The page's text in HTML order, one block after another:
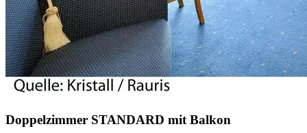
Doppelzimmer STANDARD mit Balkon